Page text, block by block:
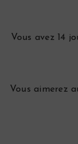
Vous avez 14
Vous aimerez